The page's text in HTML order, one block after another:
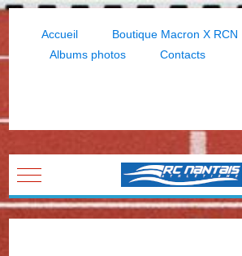
Accueil
Boutique Macron X RCN
Albums photos
Contacts
Mobile Menu Toggle